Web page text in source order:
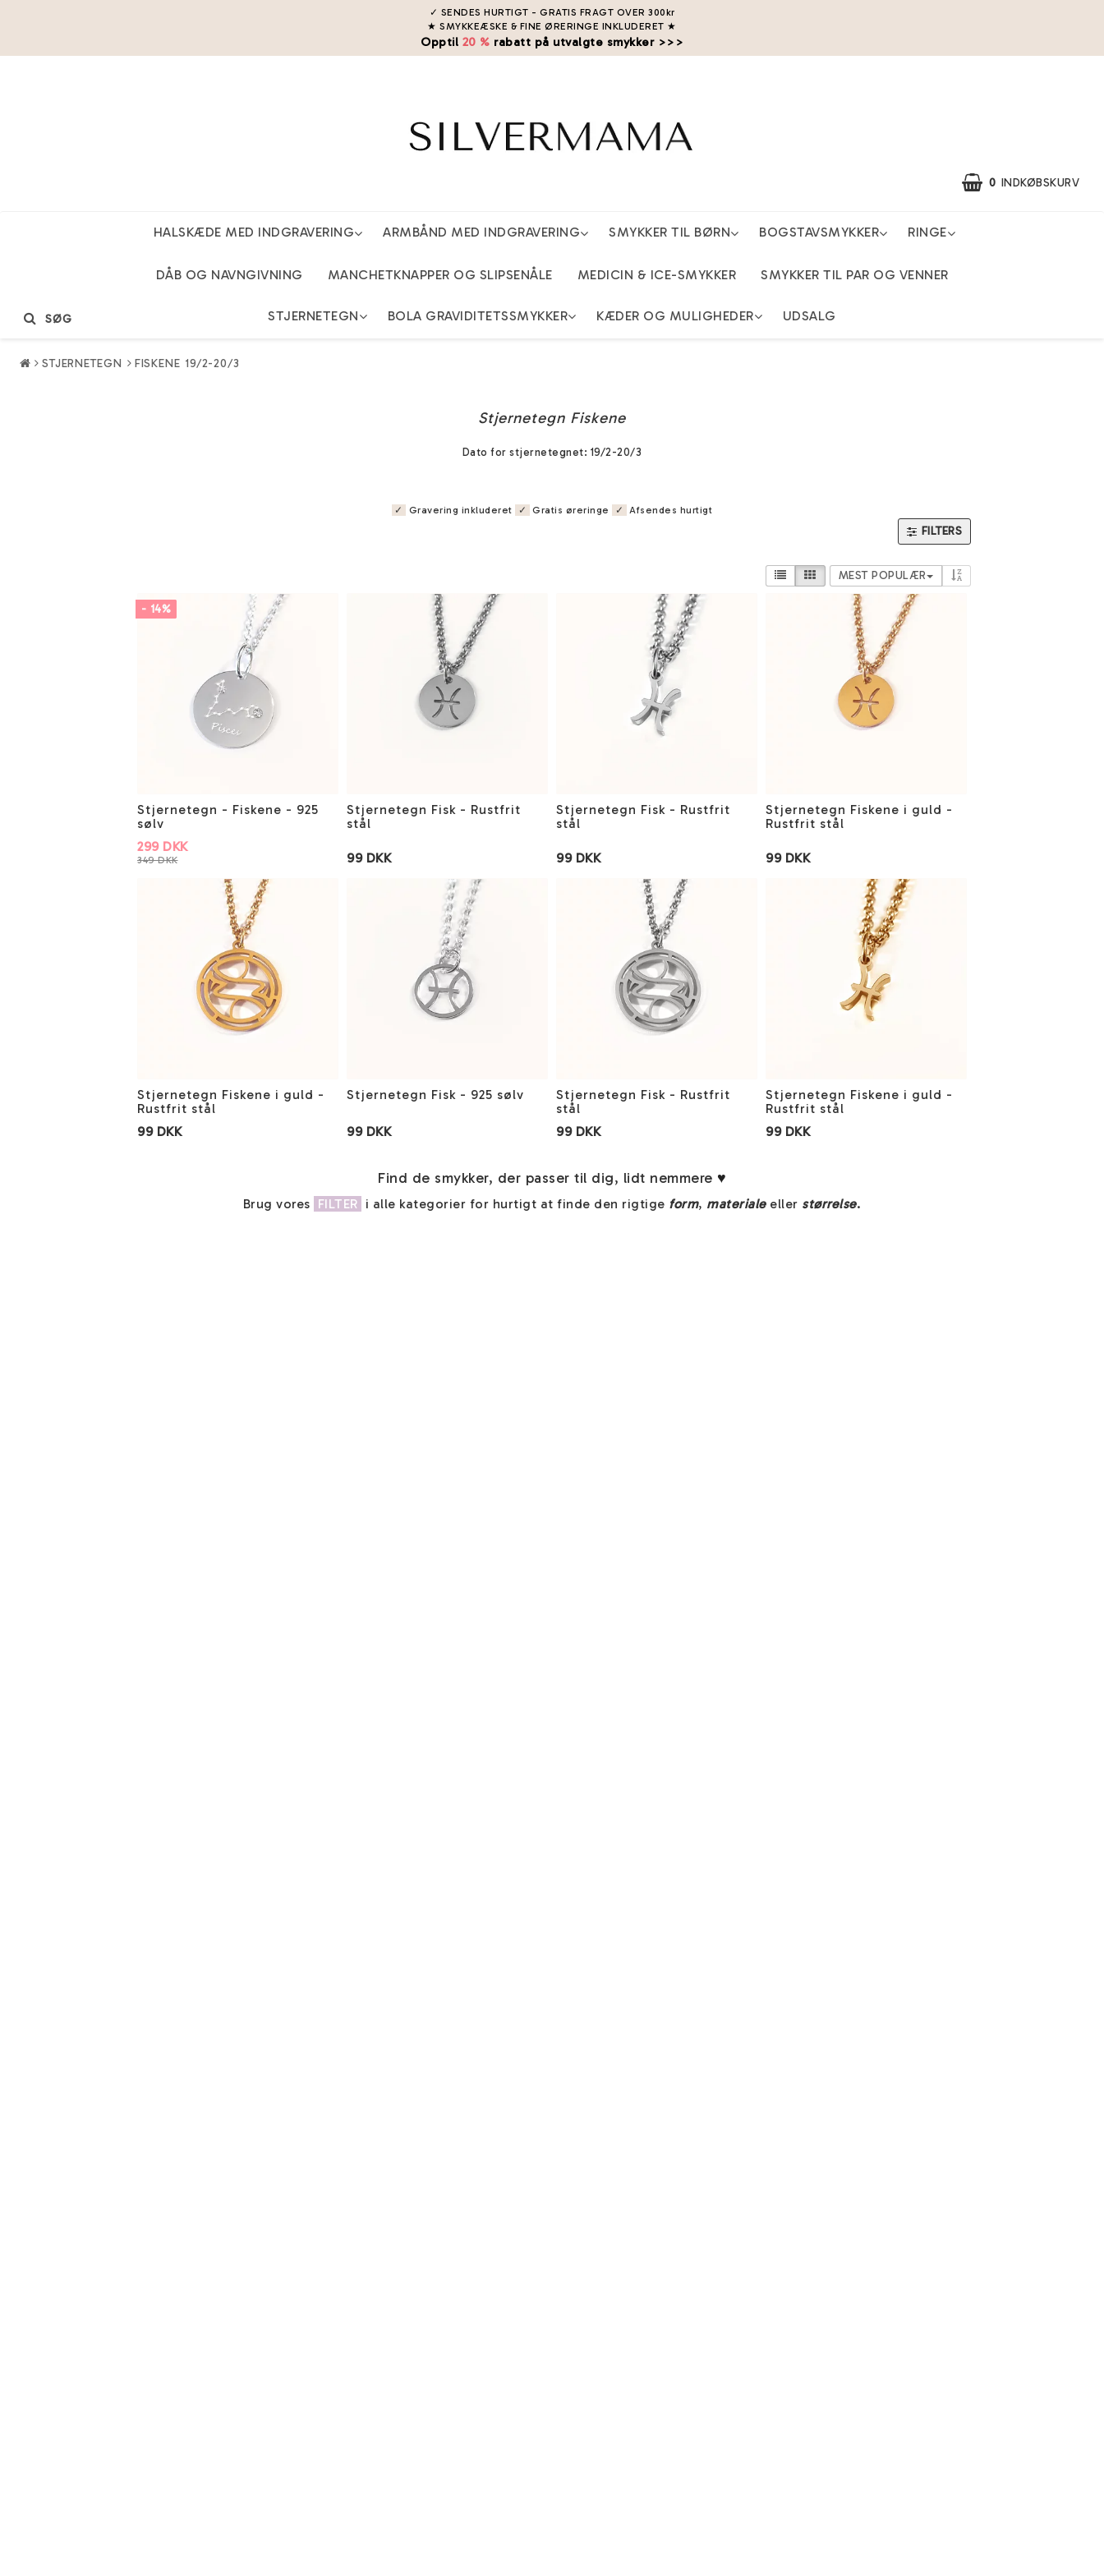
✓ SENDES HURTIGT - GRATIS FRAGT OVER 300kr
★ SMYKKEÆSKE & FINE ØRERINGE INKLUDERET ★
Opptil 20 % rabatt på utvalgte smykker >>>
0 INDKØBSKURV
HALSKÆDE MED INDGRAVERING ARMBÅND MED INDGRAVERING SMYKKER TIL BØRN BOGSTAVSMYKKER RINGE
DÅB OG NAVNGIVNING MANCHETKNAPPER OG SLIPSENÅLE MEDICIN & ICE-SMYKKER SMYKKER TIL PAR OG VENNER
STJERNETEGN BOLA GRAVIDITETSSMYKKER KÆDER OG MULIGHEDER UDSALG
SØG
STJERNETEGN FISKENE 19/2-20/3
Stjernetegn Fiskene
Dato for stjernetegnet: 19/2-20/3
✓ Gravering inkluderet ✓ Gratis øreringe ✓ Afsendes hurtigt
FILTERS
MEST POPULÆR
- 14%
Stjernetegn - Fiskene - 925
sølv
349 DKK
299 DKK
Stjernetegn Fisk - Rustfrit
stål
99 DKK
Stjernetegn Fisk - Rustfrit
stål
99 DKK
Stjernetegn Fiskene i guld -
Rustfrit stål
99 DKK
Stjernetegn Fiskene i guld -
Rustfrit stål
99 DKK
Stjernetegn Fisk - 925 sølv
99 DKK
Stjernetegn Fisk - Rustfrit
stål
99 DKK
Stjernetegn Fiskene i guld -
Rustfrit stål
99 DKK
Find de smykker, der passer til dig, lidt nemmere ♥
Brug vores FILTER i alle kategorier for hurtigt at finde den rigtige form, materialeeller størrelse.